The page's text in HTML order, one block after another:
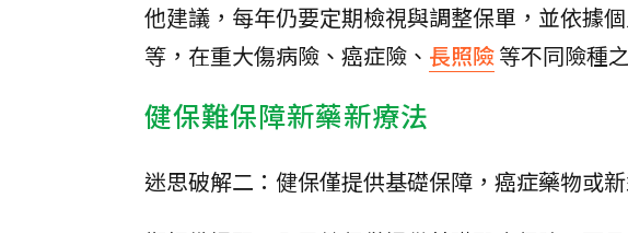
他建議，每年仍要定期檢視與調整保單，並依據
等，在重大傷病險、癌症險、 長照險等不同險種
健保難保障新藥新療法
迷思破解二：健保僅提供基礎保障，癌症藥物或